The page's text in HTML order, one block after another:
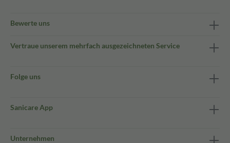
Bewerte uns
Vertraue unserem mehrfach ausgezeichneten Service
Folge uns
Sanicare App
Unternehmen